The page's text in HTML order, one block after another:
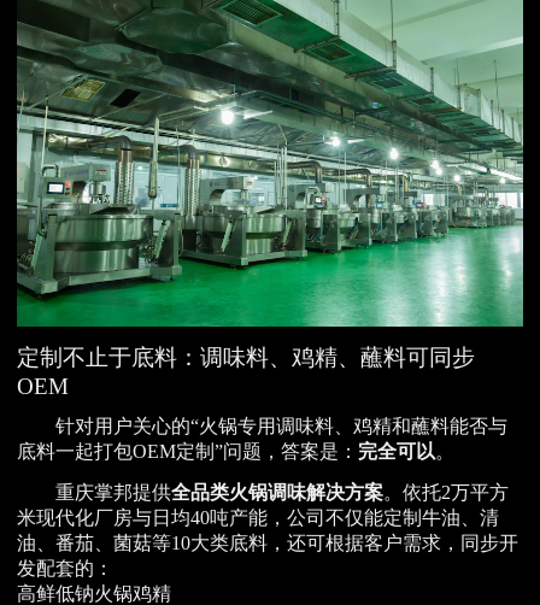
定制不止于底料：调味料、鸡精、蘸料可同步
OEM
针对用户关心的“火锅专用调味料、鸡精和蘸料能否与
底料一起打包OEM定制”问题，答案是： 完全可以。
重庆掌邦提供全品类火锅调味解决方案。依托2万平方
米现代化厂房与日均40吨产能，公司不仅能定制牛油、清
油、番茄、菌菇等10大类底料，还可根据客户需求，同步开
发配套的：
高鲜低钠火锅鸡精